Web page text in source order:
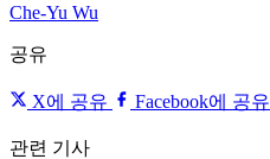
Che-Yu Wu
공유
X에 공유 Facebook에 공유
관련 기사